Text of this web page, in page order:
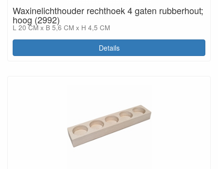
Waxinelichthouder rechthoek 4 gaten rubberhout;
hoog (2992)
L 20 CM x B 5,6 CM x H 4,5 CM
Details